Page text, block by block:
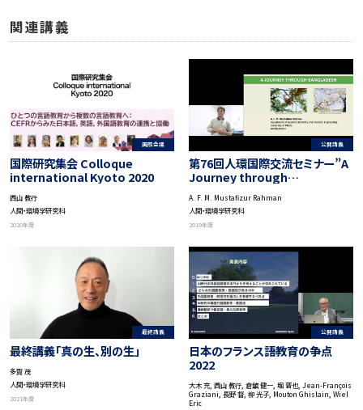
関連講義
国際会議
国際研究集会 Colloque
international Kyoto 2020
西山 教行
人間・環境学研究科
2020年度
公開講義
第76回人環国際交流セミナー”A
Journey through
の旅）
A. F. M. Mustafizur Rahman
人間・環境学研究科
2019年度
最終講義
最終講義「真の生、別の生」
多賀 茂
人間・環境学研究科
2021年度
公開講義
日本のフランス語教育の争点
2022
大木 充, 西山 教行, 倉舘 健一, 堀 晋也, Jean-François
Graziani, 長野 督, 柳 光子, Mouton Ghislain, Wiel
Eric